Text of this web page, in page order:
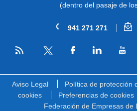
(dentro del pasaje de
941 271 271
RSS
Aviso Legal Política de protección
cookies
Preferencias de cookies
Federación de Empresas de